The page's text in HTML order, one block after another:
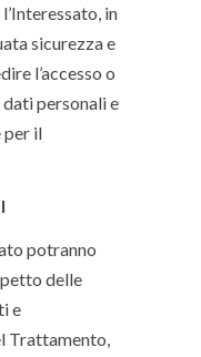
in
sicurezza e
l’accesso o
personali e
per il
potranno
delle
e
Trattamento,